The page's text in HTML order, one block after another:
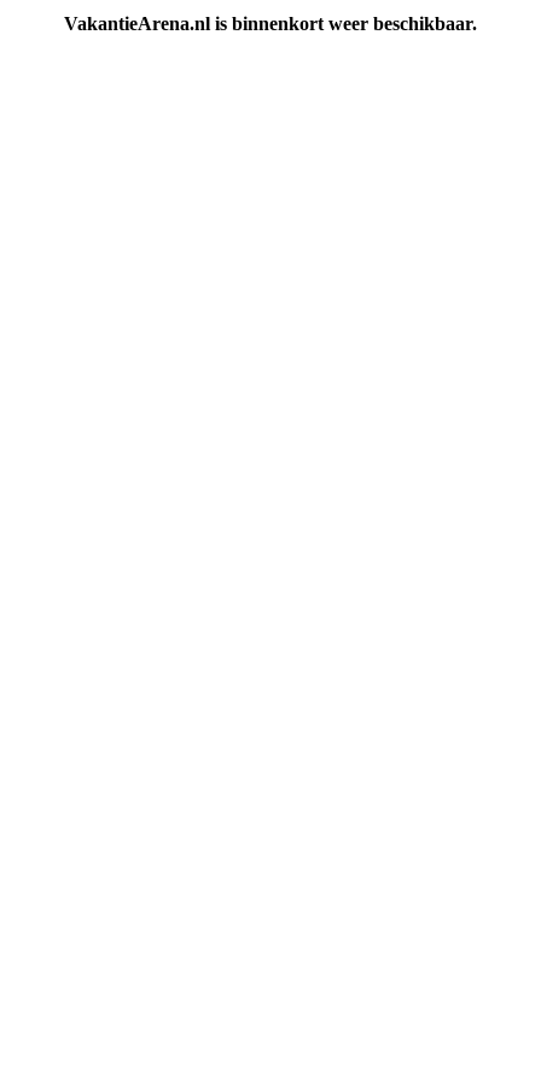
VakantieArena.nl is binnenkort weer beschikbaar.